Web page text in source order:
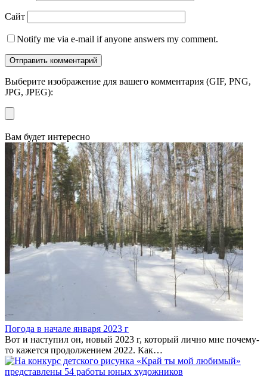
Сайт
Notify me via e-mail if anyone answers my comment.
Выберите изображение для вашего комментария (GIF, PNG,
JPG, JPEG):
Вам будет интересно
Погода в начале января 2023 г
Вот и наступил он, новый 2023 г, который лично мне почему-
то кажется продолжением 2022. Как…